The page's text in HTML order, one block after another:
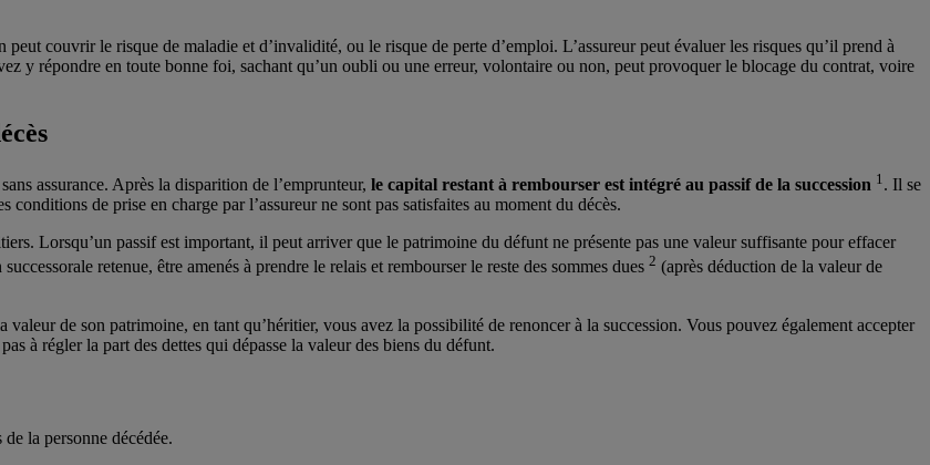
couvrir le risque de maladie et d’invalidité, ou le risque de perte d’emploi. L’assureur peut évaluer les risques qu’il prend à
y répondre en toute bonne foi, sachant qu’un oubli ou une erreur, volontaire ou non, peut provoquer le blocage du contrat, voire
assurance. Après la disparition de l’emprunteur, le capital restant à rembourser est intégré au passif de la succession 1 . Il se
de prise en charge par l’assureur ne sont pas satisfaites au moment du décès.
Lorsqu’un passif est important, il peut arriver que le patrimoine du défunt ne présente pas une valeur suffisante pour effacer
retenue, être amenés à prendre le relais et rembourser le reste des sommes dues 2 (après déduction de la valeur de
valeur de son patrimoine, en tant qu’héritier, vous avez la possibilité de renoncer à la succession. Vous pouvez également accepter
à régler la part des dettes qui dépasse la valeur des biens du défunt.
la personne décédée.